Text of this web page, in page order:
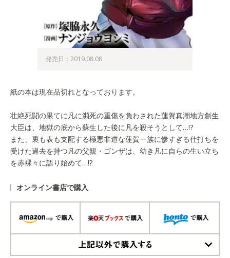
発売日：2019.08.08
紙の本は現在品切れとなっております。
壮絶死闘の果てに凡に瀕死の重傷を負わされた蓮賀真潮地方創生
大臣は、地獄の底から蘇生した後に凡を殺そうとして…!?
また、裏も表も支配する極悪非道な蓮賀一族に惨すぎる仕打ちを
受けた過去を持つ凡の父親・ゴンザは、幼き凡に自らの生い立ち
を赤裸々に語り始めて…!?
オンライン書店で購入